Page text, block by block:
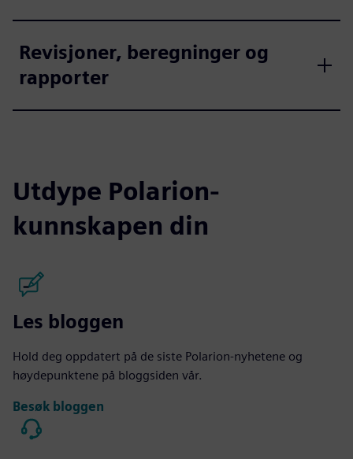
Revisjoner, beregninger og
rapporter
Utdype Polarion-
kunnskapen din
Les bloggen
Hold deg oppdatert på de siste Polarion-nyhetene og
høydepunktene på bloggsiden vår.
Besøk bloggen